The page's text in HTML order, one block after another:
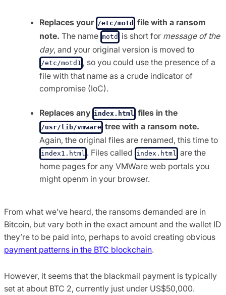
Replaces your /etc/motd
file with a ransom
note. The name motd is short for message of the
day, and your original version is moved to
/etc/motd1 , so you could use the presence of a
file with that name as a crude indicator of
compromise (IoC).
Replaces any index.html files in the
/usr/lib/vmware tree with a ransom note.
Again, the original files are renamed, this time to
index1.html . Files called index.html
are the
home pages for any VMWare web portals you
might openm in your browser.
From what we’ve heard, the ransoms demanded are in
Bitcoin, but vary both in the exact amount and the wallet ID
they’re to be paid into, perhaps to avoid creating obvious
payment patterns in the BTC blockchain.
However, it seems that the blackmail payment is typically
set at about BTC 2, currently just under US$50,000.